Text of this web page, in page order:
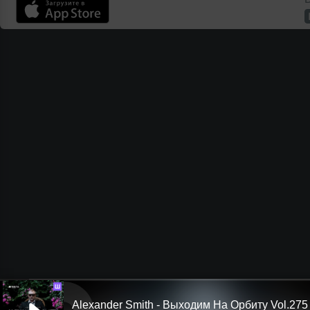
Ш
Alexander Smith - Выходим На Орбиту Vol.275